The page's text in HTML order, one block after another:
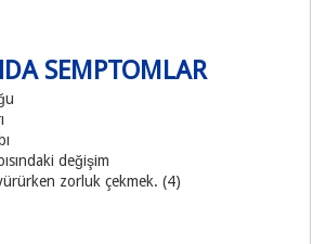
SEMPTOMLAR
değişim
zorluk çekmek. (4)